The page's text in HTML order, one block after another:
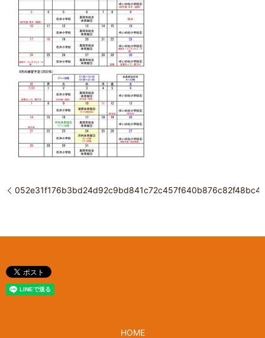
HOME